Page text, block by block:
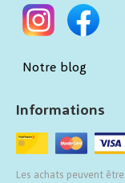
Informations
Les achats peuvent
Notre blog